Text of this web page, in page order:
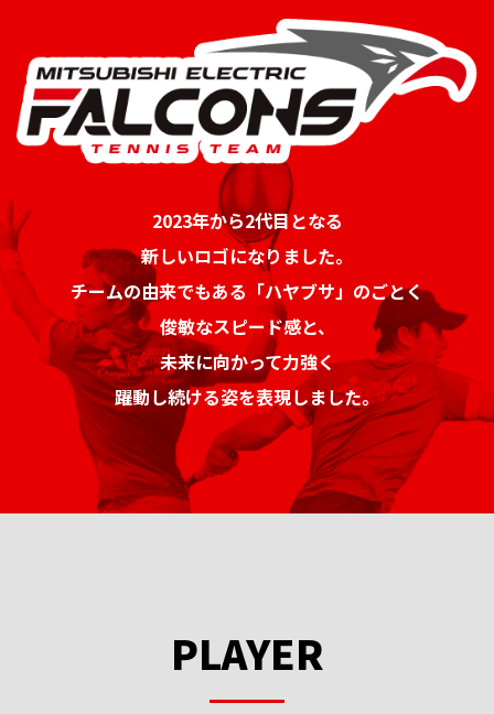
2023年から2代目となる
新しいロゴになりました。
チームの由来でもある「ハヤブサ」のごとく
俊敏なスピード感と、
未来に向かって力強く
躍動し続ける姿を表現しました。
PLAYER